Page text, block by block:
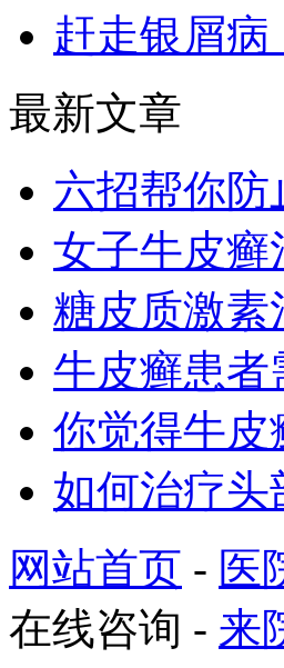
赶走银屑
最新文章
六招帮你
女子牛皮癣
糖皮质激素
牛皮癣患者
你觉得牛皮
如何治疗头
网站首页 - 医
在线咨询 - 来